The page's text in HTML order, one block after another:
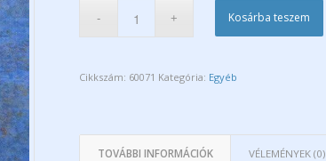
Kosárba teszem
Cikkszám: 60071 Kategória: Egyéb
TOVÁBBI INFORMÁCIÓK VÉLEMÉNYEK (0)